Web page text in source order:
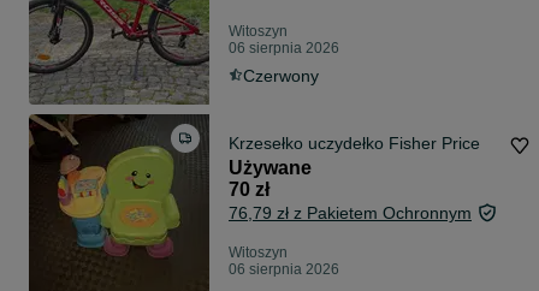
Witoszyn
06 sierpnia 2026
Czerwony
Krzesełko uczydełko Fisher Price
Używane
70 zł
76,79 zł z Pakietem Ochronnym
Witoszyn
06 sierpnia 2026